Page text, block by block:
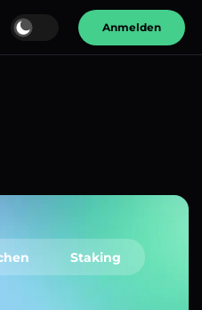
Anmelden
Staking